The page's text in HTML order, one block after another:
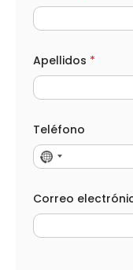
Apellidos *
Teléfono
Correo